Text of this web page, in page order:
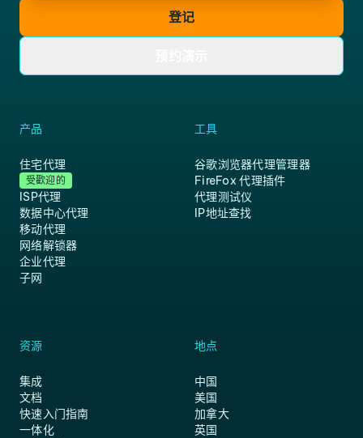
登记
产品
住宅代理
受歡迎的
ISP代理
数据中心代理
移动代理
网络解锁器
企业代理
子网
工具
谷歌浏览器代理管理器
FireFox 代理插件
代理测试仪
IP地址查找
资源
集成
文档
快速入门指南
一体化
地点
中国
美国
加拿大
英国